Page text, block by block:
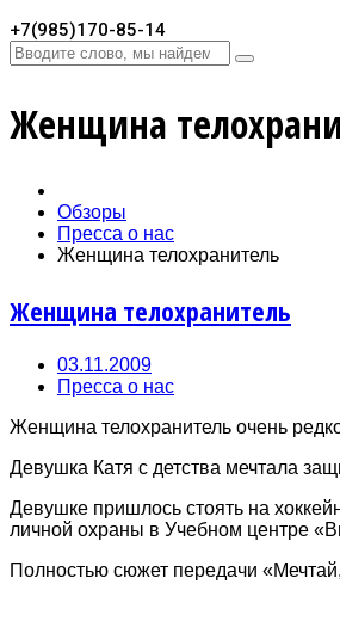
+7(985)170-85-14
Женщина
Обзоры
Пресса о нас
Женщина телохранитель
Женщина телохранитель
03.11.2009
Пресса о нас
Женщина телохранитель очень
Девушка Катя с детства мечтала
Девушке пришлось стоять на
личной охраны в Учебном центре
Полностью сюжет передачи